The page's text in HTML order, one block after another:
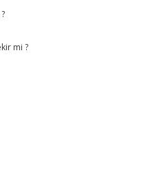
mi ?